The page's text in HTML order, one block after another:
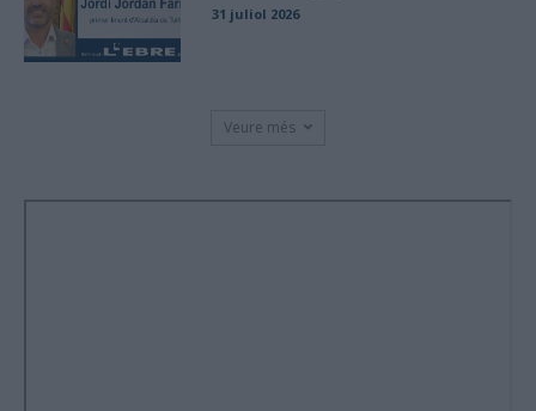
31 juliol 2026
Veure més